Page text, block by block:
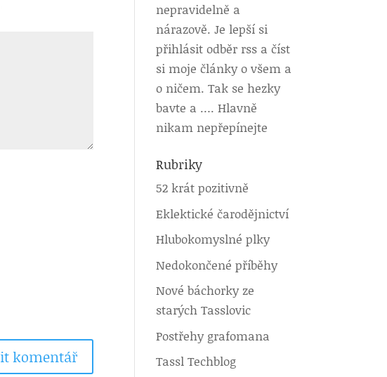
nepravidelně a
nárazově. Je lepší si
přihlásit odběr rss a číst
si moje články o všem a
o ničem. Tak se hezky
bavte a …. Hlavně
nikam nepřepínejte
Rubriky
52 krát pozitivně
Eklektické čarodějnictví
Hlubokomyslné plky
Nedokončené příběhy
Nové báchorky ze
starých Tasslovic
Postřehy grafomana
Tassl Techblog